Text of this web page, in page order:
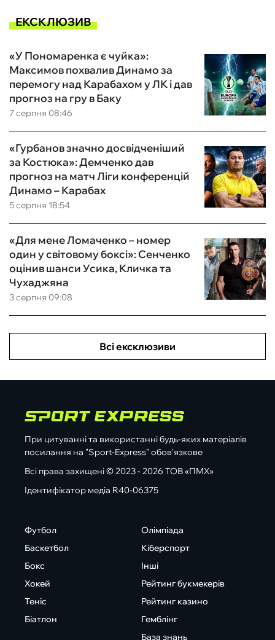
ЕКСКЛЮЗИВ
7 серпня 08:46
«У Пономаренка є чуйка»:
Максимов похвалив Динамо за
перемогу над Карабахом у ЛК і дав
прогноз на гру в Баку
5 серпня 18:54
«Гурбанов значно досвідченіший
за Костюка»: Демченко дав
прогноз на матч Ліги конференцій
Динамо – Карабах
3 серпня 09:08
«Для мене Ломаченко – номер
один у світовому боксі»: Сенченко
оцінив шанси Усика, Кличка та
Чухаджяна
Всі ексклюзиви
При цитуванні та використанні будь-яких матеріалів
посилання на "Sport-Express" обов'язкове
Всі права захищені © 2023 - 2026 ТОВ «ПМХ»
Ідентифікатор медіа R40-06375
Футбол
Баскетбол
Бокс
Хокей
Теніс
Біатлон
Олімпіада
Кіберспорт
Інші
Рейтинг букмекерів
Рейтинг казино
Гемблінг
База знань